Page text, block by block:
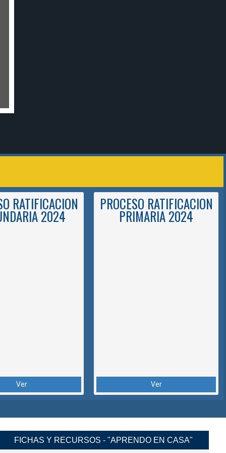
RATIFICACION
2024
Ver
PROCESO RATIFICACION
PRIMARIA 2024
Ver
FICHAS Y RECURSOS - "APRENDO EN CASA"